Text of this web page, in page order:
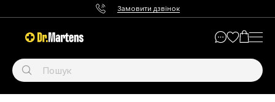
Замовити дзвінок